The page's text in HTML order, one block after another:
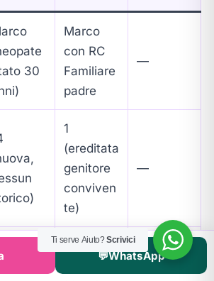
30
Marco
con RC
Familiare
padre
—
1
(ereditata
genitore
conviven
te)
—
Esclusiva
—
Ti serve Aiuto?Scrivici
💬WhatsApp